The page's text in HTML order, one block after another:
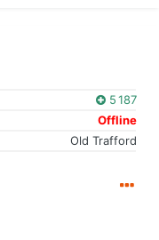
5 187
Offline
Old Trafford